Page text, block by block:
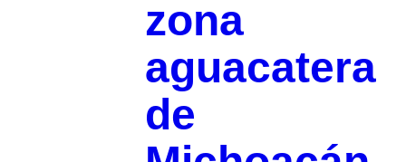
zona
aguacatera
de